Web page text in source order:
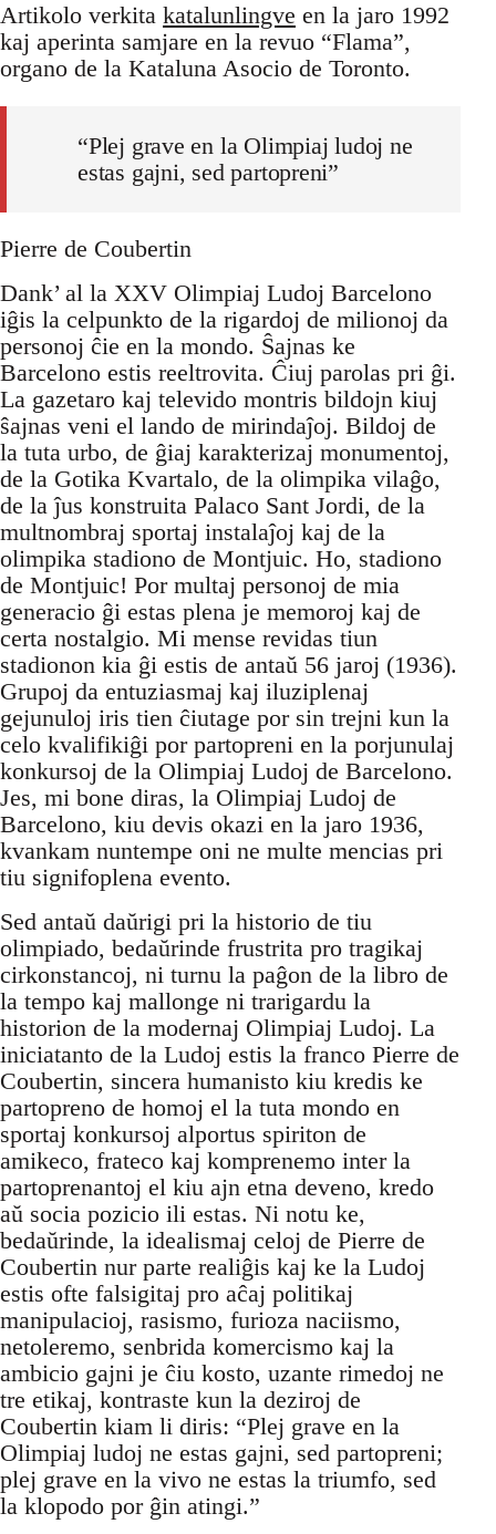
Artikolo verkita katalunlingve en la jaro 1992
kaj aperinta samjare en la revuo “Flama”,
organo de la Kataluna Asocio de Toronto.
“Plej grave en la Olimpiaj ludoj ne
estas gajni, sed partopreni”
Pierre de Coubertin
Dank’ al la XXV Olimpiaj Ludoj Barcelono
iĝis la celpunkto de la rigardoj de milionoj da
personoj ĉie en la mondo. Ŝajnas ke
Barcelono estis reeltrovita. Ĉiuj parolas pri ĝi.
La gazetaro kaj televido montris bildojn kiuj
ŝajnas veni el lando de mirindaĵoj. Bildoj de
la tuta urbo, de ĝiaj karakterizaj monumentoj,
de la Gotika Kvartalo, de la olimpika vilaĝo,
de la ĵus konstruita Palaco Sant Jordi, de la
multnombraj sportaj instalaĵoj kaj de la
olimpika stadiono de Montjuic. Ho, stadiono
de Montjuic! Por multaj personoj de mia
generacio ĝi estas plena je memoroj kaj de
certa nostalgio. Mi mense revidas tiun
stadionon kia ĝi estis de antaŭ 56 jaroj (1936).
Grupoj da entuziasmaj kaj iluziplenaj
gejunuloj iris tien ĉiutage por sin trejni kun la
celo kvalifikiĝi por partopreni en la porjunulaj
konkursoj de la Olimpiaj Ludoj de Barcelono.
Jes, mi bone diras, la Olimpiaj Ludoj de
Barcelono, kiu devis okazi en la jaro 1936,
kvankam nuntempe oni ne multe mencias pri
tiu signifoplena evento.
Sed antaŭ daŭrigi pri la historio de tiu
olimpiado, bedaŭrinde frustrita pro tragikaj
cirkonstancoj, ni turnu la paĝon de la libro de
la tempo kaj mallonge ni trarigardu la
historion de la modernaj Olimpiaj Ludoj. La
iniciatanto de la Ludoj estis la franco Pierre de
Coubertin, sincera humanisto kiu kredis ke
partopreno de homoj el la tuta mondo en
sportaj konkursoj alportus spiriton de
amikeco, frateco kaj komprenemo inter la
partoprenantoj el kiu ajn etna deveno, kredo
aŭ socia pozicio ili estas. Ni notu ke,
bedaŭrinde, la idealismaj celoj de Pierre de
Coubertin nur parte realiĝis kaj ke la Ludoj
estis ofte falsigitaj pro aĉaj politikaj
manipulacioj, rasismo, furioza naciismo,
netoleremo, senbrida komercismo kaj la
ambicio gajni je ĉiu kosto, uzante rimedoj ne
tre etikaj, kontraste kun la deziroj de
Coubertin kiam li diris: “Plej grave en la
Olimpiaj ludoj ne estas gajni, sed partopreni;
plej grave en la vivo ne estas la triumfo, sed
la klopodo por ĝin atingi.”